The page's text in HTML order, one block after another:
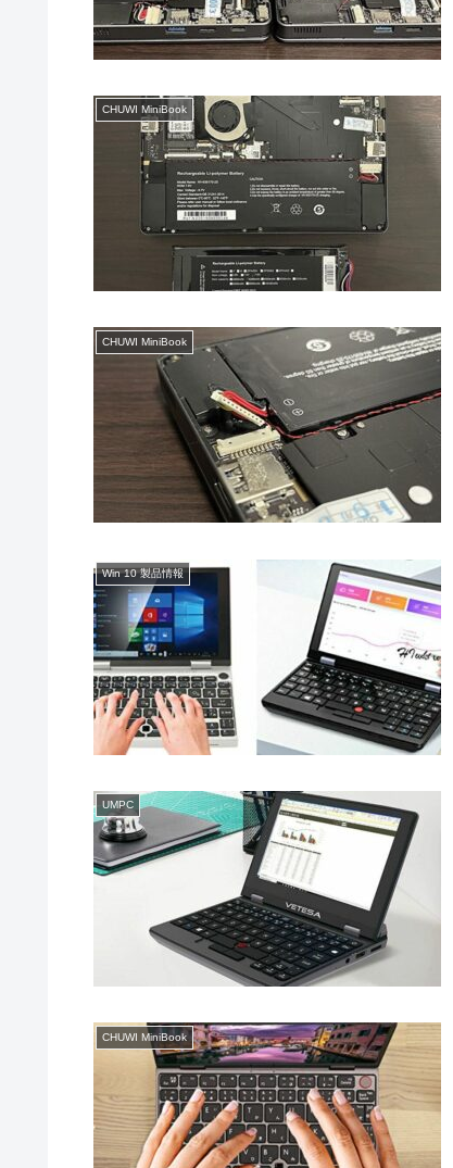
CHUWI MiniBook
CHUWI MiniBook
Win 10 製品情報
UMPC
CHUWI MiniBook